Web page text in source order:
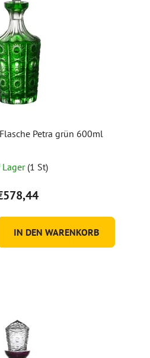
Petra grün 600ml
Lager(1 St)
IN DEN WARENKORB